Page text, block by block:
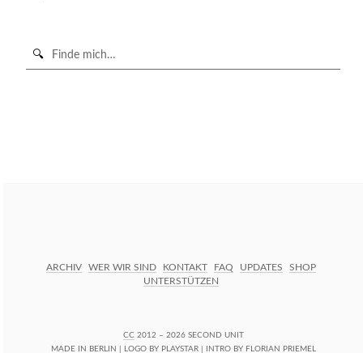
Suche
ARCHIV WER WIR SIND KONTAKT FAQ UPDATES
SHOP
UNTERSTÜTZEN
CC 2012 – 2026 SECOND UNIT
MADE IN BERLIN | LOGO BY PLAYSTAR| INTRO BY FLORIAN PRIEMEL